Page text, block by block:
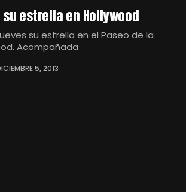
estrella en Hollywood
su estrella en el Paseo de la
Acompañada
5, 2013